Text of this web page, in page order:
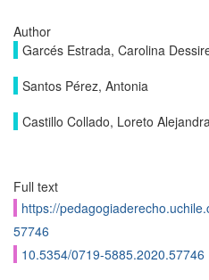
Author
Garcés Estrada, Carolina
Santos Pérez, Antonia
Castillo Collado, Loreto
Full text
https://
57746
10.5354/0719-5885.2020.57746